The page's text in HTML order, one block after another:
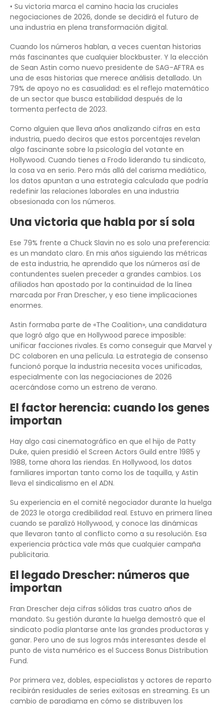
• Su victoria marca el camino hacia las cruciales
negociaciones de 2026, donde se decidirá el futuro de
una industria en plena transformación digital.
Cuando los números hablan, a veces cuentan historias
más fascinantes que cualquier blockbuster. Y la elección
de Sean Astin como nuevo presidente de SAG-AFTRA es
una de esas historias que merece análisis detallado. Un
79% de apoyo no es casualidad: es el reflejo matemático
de un sector que busca estabilidad después de la
tormenta perfecta de 2023.
Como alguien que lleva años analizando cifras en esta
industria, puedo deciros que estos porcentajes revelan
algo fascinante sobre la psicología del votante en
Hollywood. Cuando tienes a Frodo liderando tu sindicato,
la cosa va en serio. Pero más allá del carisma mediático,
los datos apuntan a una estrategia calculada que podría
redefinir las relaciones laborales en una industria
obsesionada con los números.
Una victoria que habla por sí sola
Ese 79% frente a Chuck Slavin no es solo una preferencia:
es un mandato claro. En mis años siguiendo las métricas
de esta industria, he aprendido que los números así de
contundentes suelen preceder a grandes cambios. Los
afiliados han apostado por la continuidad de la línea
marcada por Fran Drescher, y eso tiene implicaciones
enormes.
Astin formaba parte de «The Coalition», una candidatura
que logró algo que en Hollywood parece imposible:
unificar facciones rivales. Es como conseguir que Marvel y
DC colaboren en una película. La estrategia de consenso
funcionó porque la industria necesita voces unificadas,
especialmente con las negociaciones de 2026
acercándose como un estreno de verano.
El factor herencia: cuando los genes
importan
Hay algo casi cinematográfico en que el hijo de Patty
Duke, quien presidió el Screen Actors Guild entre 1985 y
1988, tome ahora las riendas. En Hollywood, los datos
familiares importan tanto como los de taquilla, y Astin
lleva el sindicalismo en el ADN.
Su experiencia en el comité negociador durante la huelga
de 2023 le otorga credibilidad real. Estuvo en primera línea
cuando se paralizó Hollywood, y conoce las dinámicas
que llevaron tanto al conflicto como a su resolución. Esa
experiencia práctica vale más que cualquier campaña
publicitaria.
El legado Drescher: números que
importan
Fran Drescher deja cifras sólidas tras cuatro años de
mandato. Su gestión durante la huelga demostró que el
sindicato podía plantarse ante las grandes productoras y
ganar. Pero uno de sus logros más interesantes desde el
punto de vista numérico es el Success Bonus Distribution
Fund.
Por primera vez, dobles, especialistas y actores de reparto
recibirán residuales de series exitosas en streaming. Es un
cambio de paradigma en cómo se distribuyen los